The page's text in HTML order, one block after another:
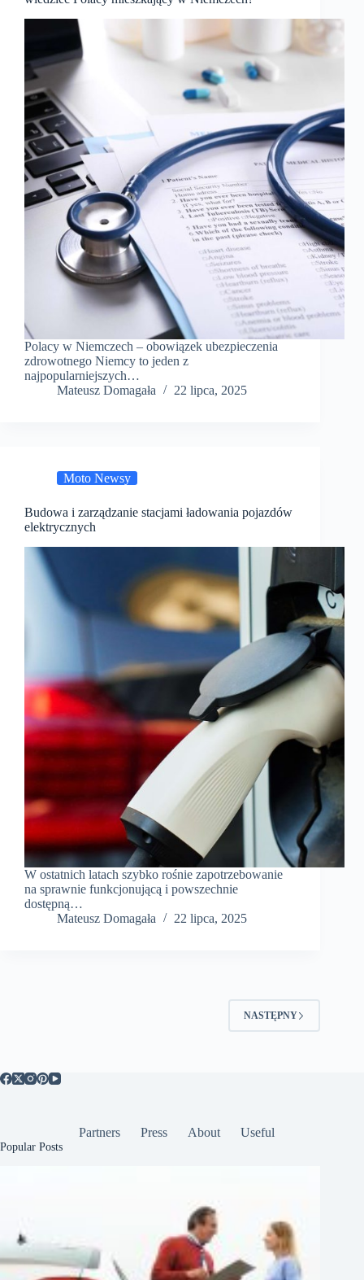
Polacy w Niemczech – obowiązek ubezpieczenia
zdrowotnego Niemcy to jeden z
najpopularniejszych…
Mateusz Domagała
22 lipca, 2025
Moto Newsy
Budowa i zarządzanie stacjami ładowania pojazdów
elektrycznych
W ostatnich latach szybko rośnie zapotrzebowanie
na sprawnie funkcjonującą i powszechnie
dostępną…
Mateusz Domagała
22 lipca, 2025
NASTĘPNY
Partners Press About Useful
Popular Posts